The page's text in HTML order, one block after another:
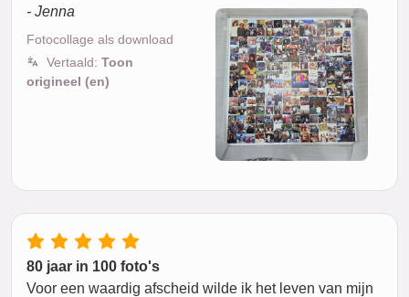
- Jenna
Fotocollage als download
Vertaald: Toon
origineel (en)
80 jaar in 100 foto's
Voor een waardig afscheid wilde ik het leven van mijn